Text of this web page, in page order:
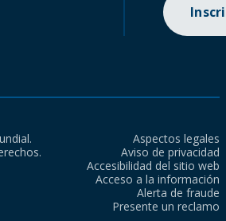
Aspectos legales
Aviso de privacidad
Accesibilidad del sitio web
Acceso a la información
Alerta de fraude
Presente un reclamo